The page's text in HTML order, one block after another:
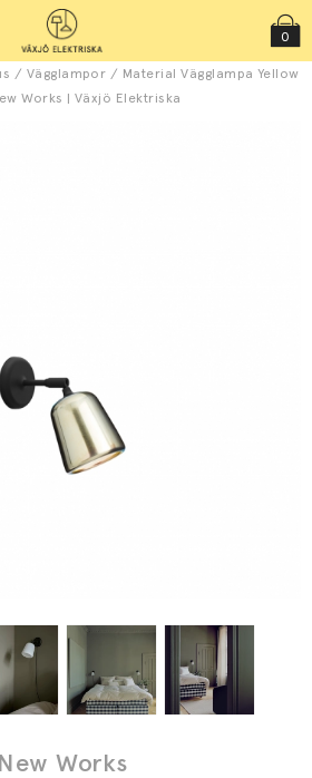
0
/ Vägglampor / Material Vägglampa Yellow
Works | Växjö Elektriska
New Works